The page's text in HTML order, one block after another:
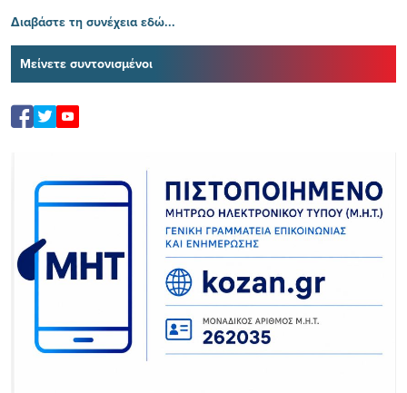
Διαβάστε τη συνέχεια εδώ...
Μείνετε συντονισμένοι